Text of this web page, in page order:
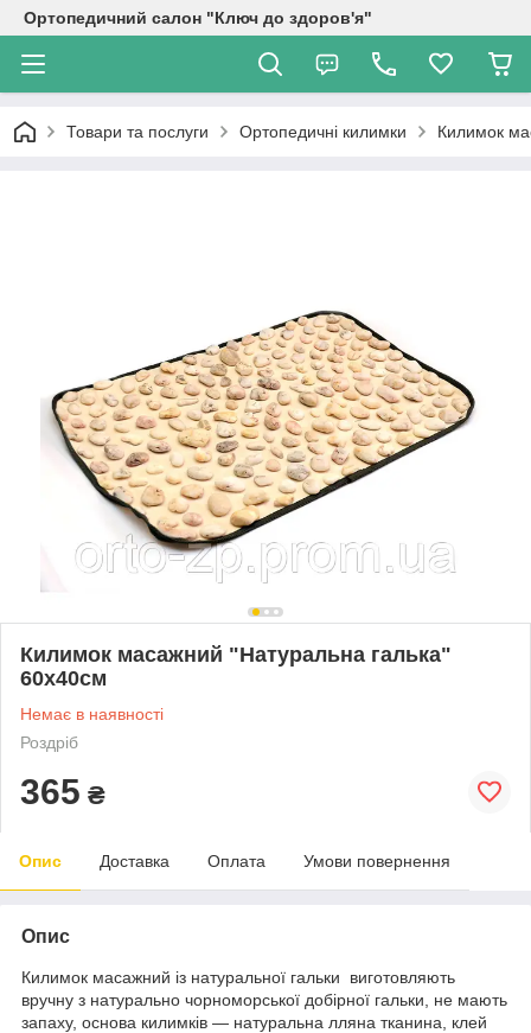
Ортопедичний салон "Ключ до здоров'я"
Товари та послуги Ортопедичні килимки Килимок
Килимок масажний "Натуральна галька"
60х40см
Немає в наявності
Роздріб
365 ₴
Опис Доставка Оплата Умови повернення
Опис
Килимок масажний із натуральної гальки виготовляють
вручну з натурально чорноморської добірної гальки, не мають
запаху, основа килимків — натуральна лляна тканина, клей